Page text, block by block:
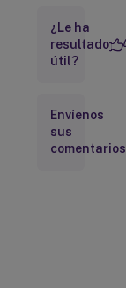
de la EPA
cuando se
utiliza con
NetScaler
¿Le ha
resultado
útil?
Envíenos
sus
comentarios